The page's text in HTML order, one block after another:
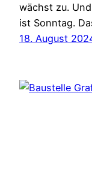
wächst zu.
ist Sonntag.
18. August